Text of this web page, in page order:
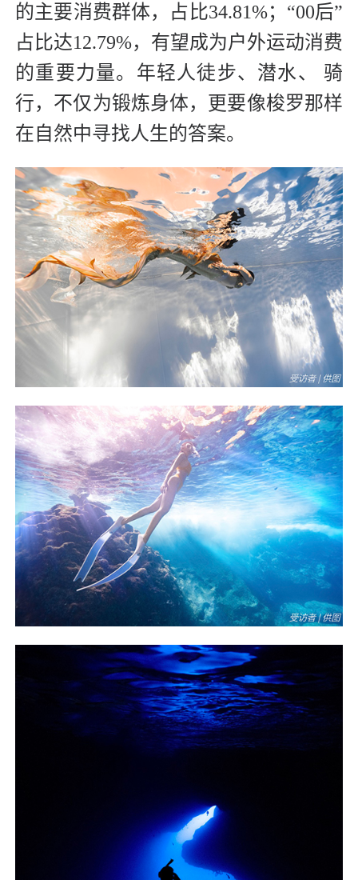
的主要消费群体，占比34.81%；“00后”
占比达12.79%，有望成为户外运动消费
的重要力量。年轻人徒步、潜水、 骑
行，不仅为锻炼身体，更要像梭罗那样
在自然中寻找人生的答案。